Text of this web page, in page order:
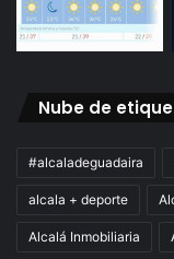
Nube de
#alcaladeguadaira
alcala + deporte
Alcalá Inmobiliaria